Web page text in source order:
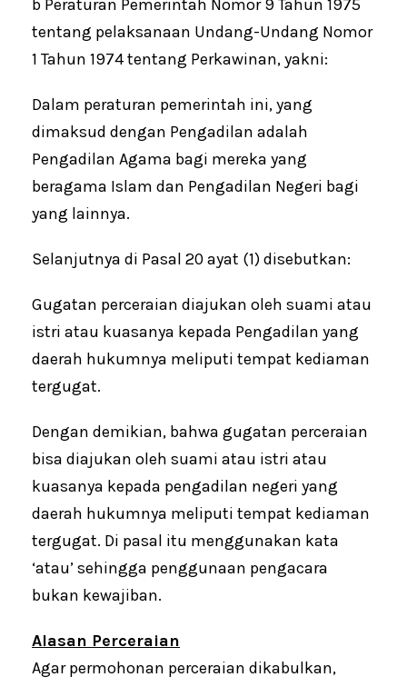
b Peraturan Pemerintah Nomor 9 Tahun 1975
tentang pelaksanaan Undang-Undang Nomor
1 Tahun 1974 tentang Perkawinan, yakni:
Dalam peraturan pemerintah ini, yang
dimaksud dengan Pengadilan adalah
Pengadilan Agama bagi mereka yang
beragama Islam dan Pengadilan Negeri bagi
yang lainnya.
Selanjutnya di Pasal 20 ayat (1) disebutkan:
Gugatan perceraian diajukan oleh suami atau
istri atau kuasanya kepada Pengadilan yang
daerah hukumnya meliputi tempat kediaman
tergugat.
Dengan demikian, bahwa gugatan perceraian
bisa diajukan oleh suami atau istri atau
kuasanya kepada pengadilan negeri yang
daerah hukumnya meliputi tempat kediaman
tergugat. Di pasal itu menggunakan kata
‘atau’ sehingga penggunaan pengacara
bukan kewajiban.
Alasan Perceraian
Agar permohonan perceraian dikabulkan,